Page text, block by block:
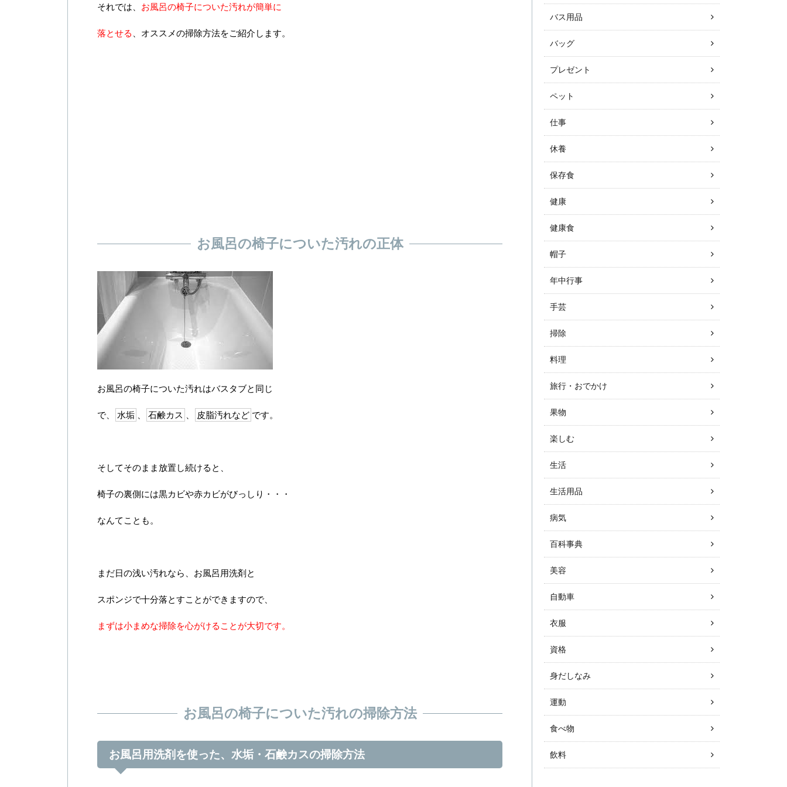
それでは、 お風呂の椅子についた汚れが簡単に
落とせる 、オススメの掃除方法をご紹介します。
お風呂の椅子についた汚れの正体
お風呂の椅子についた汚れはバスタブと同じ
で、 水垢 石鹸カス 皮脂汚れなど です。
そしてそのまま放置し続けると、
椅子の裏側には黒カビや赤カビがびっしり・・・
なんてことも。
まだ日の浅い汚れなら、お風呂用洗剤と
スポンジで十分落とすことができますので、
まずは小まめな掃除を心がけることが大切です。
お風呂の椅子についた汚れの掃除方法
お風呂用洗剤を使った、水垢・石鹸カスの掃除方法
バス用品
バッグ
プレゼント
ペット
仕事
休養
保存食
健康
健康食
帽子
年中行事
手芸
掃除
料理
旅行・おでかけ
果物
楽しむ
生活
生活用品
病気
百科事典
美容
自動車
衣服
資格
身だしなみ
運動
食べ物
飲料